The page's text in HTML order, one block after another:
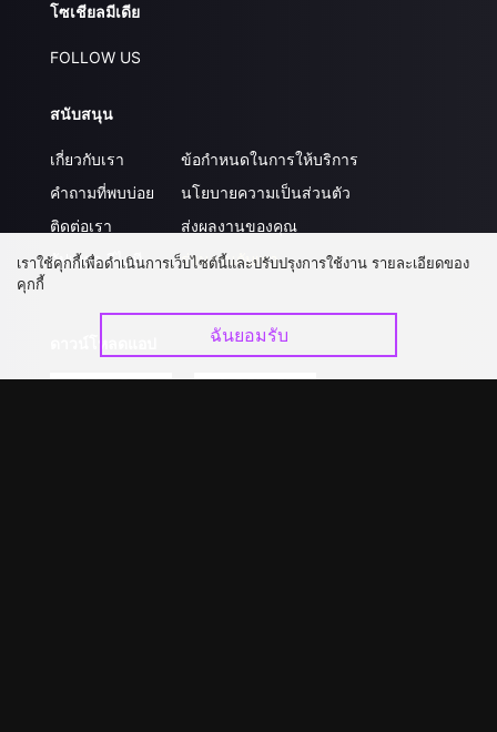
โซเชียลมีเดีย
FOLLOW US
สนับสนุน
เกี่ยวกับเรา
คำถามที่พบบ่อย
ติดต่อเรา
อัปเกรด วีไอพี
ข้อกำหนดในการให้บริการ
นโยบายความเป็นส่วนตัว
ส่งผลงานของคุณ
ร่วมงานกับเรา
เราใช้คุกกี้เพื่อดำเนินการเว็บไซต์นี้และปรับปรุงการใช้งาน รายละเอียดของ
คุกกี้
ฉันยอมรับ